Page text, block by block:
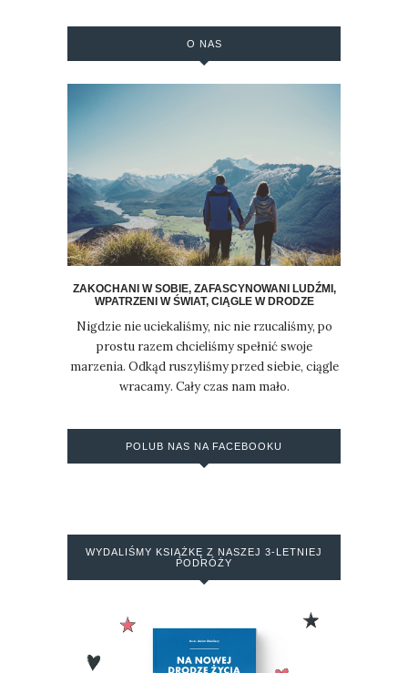
O NAS
ZAKOCHANI W SOBIE, ZAFASCYNOWANI LUDŹMI,
WPATRZENI W ŚWIAT, CIĄGLE W DRODZE
Nigdzie nie uciekaliśmy, nic nie rzucaliśmy, po
prostu razem chcieliśmy spełnić swoje
marzenia. Odkąd ruszyliśmy przed siebie, ciągle
wracamy. Cały czas nam mało.
POLUB NAS NA FACEBOOKU
WYDALIŚMY KSIĄŻKĘ Z NASZEJ 3-LETNIEJ
PODRÓŻY